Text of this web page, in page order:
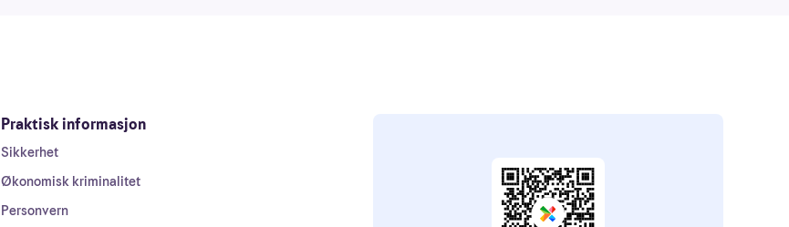
Praktisk informasjon
Sikkerhet
Økonomisk kriminalitet
Personvern